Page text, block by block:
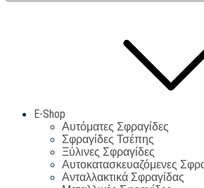
E-Shop
Αυτόματες Σφραγίδες
Σφραγίδες Τσέπης
Ξύλινες Σφραγίδες
Αυτοκατασκευαζόμενες
Ανταλλακτικά Σφραγίδας